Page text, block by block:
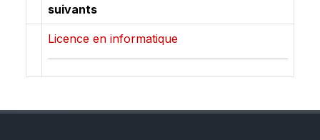
suivants
Licence en informatique